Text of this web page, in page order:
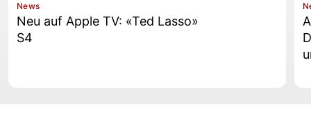
News
Neu auf Apple TV: «Ted Lasso»
S4